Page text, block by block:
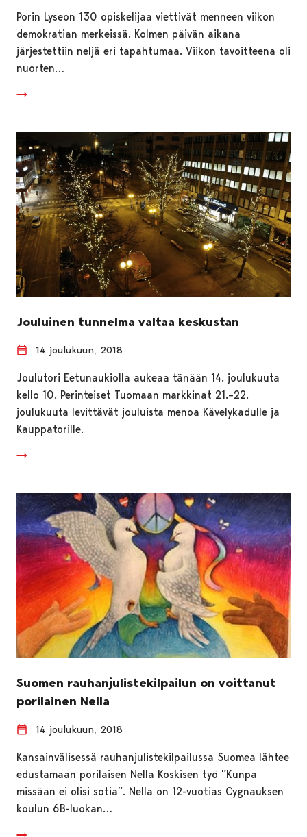
Porin Lyseon 130 opiskelijaa viettivät menneen viikon
demokratian merkeissä. Kolmen päivän aikana
järjestettiin neljä eri tapahtumaa. Viikon tavoitteena oli
nuorten…
Jouluinen tunnelma valtaa keskustan
14 joulukuun, 2018
Joulutori Eetunaukiolla aukeaa tänään 14. joulukuuta
kello 10. Perinteiset Tuomaan markkinat 21.–22.
joulukuuta levittävät jouluista menoa Kävelykadulle ja
Kauppatorille.
Suomen rauhanjulistekilpailun on voittanut
porilainen Nella
14 joulukuun, 2018
Kansainvälisessä rauhanjulistekilpailussa Suomea lähtee
edustamaan porilaisen Nella Koskisen työ ”Kunpa
missään ei olisi sotia”. Nella on 12-vuotias Cygnauksen
koulun 6B-luokan…